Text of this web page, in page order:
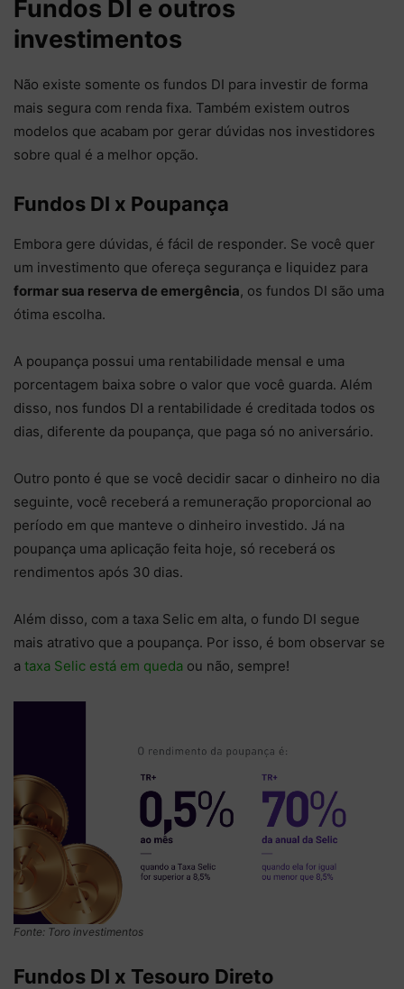
Fundos DI e outros
investimentos
Não existe somente os fundos DI para investir de forma
mais segura com renda fixa. Também existem outros
modelos que acabam por gerar dúvidas nos investidores
sobre qual é a melhor opção.
Fundos DI x Poupança
Embora gere dúvidas, é fácil de responder. Se você quer
um investimento que ofereça segurança e liquidez para
formar sua reserva de emergência, os fundos DI são uma
ótima escolha.
A poupança possui uma rentabilidade mensal e uma
porcentagem baixa sobre o valor que você guarda. Além
disso, nos fundos DI a rentabilidade é creditada todos os
dias, diferente da poupança, que paga só no aniversário.
Outro ponto é que se você decidir sacar o dinheiro no dia
seguinte, você receberá a remuneração proporcional ao
período em que manteve o dinheiro investido. Já na
poupança uma aplicação feita hoje, só receberá os
rendimentos após 30 dias.
Além disso, com a taxa Selic em alta, o fundo DI segue
mais atrativo que a poupança. Por isso, é bom observar se
a taxa Selic está em queda ou não, sempre!
Fonte: Toro investimentos
Fundos DI x Tesouro Direto